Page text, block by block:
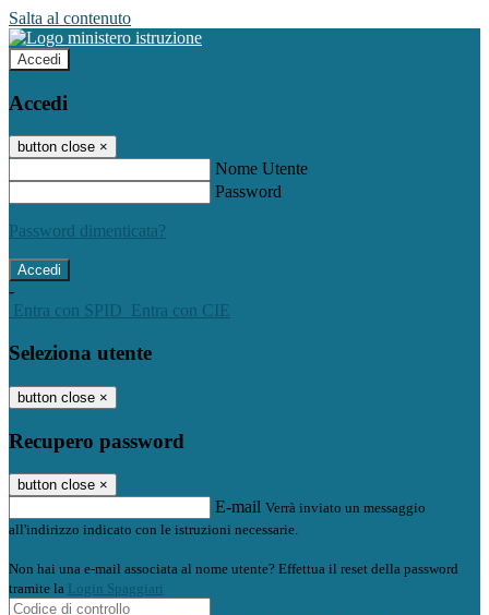
Salta al contenuto
Accedi
Accedi
button close ×
Nome Utente
Password
Password dimenticata?
-
Entra con SPID
Entra con CIE
Seleziona utente
button close ×
Recupero password
button close ×
E-mail Verrà inviato un messaggio
all'indirizzo indicato con le istruzioni necessarie.
Non hai una e-mail associata al nome utente? Effettua il reset della password
tramite la Login Spaggiari